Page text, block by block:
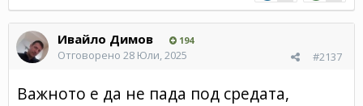
Ивайло Димов 194
#2137
Отговорено 28 Юли, 2025
Важното е да не пада под средата,